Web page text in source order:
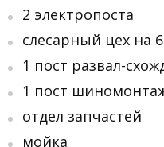
2 электропоста
слесарный цех на
1 пост развал-
1 пост
отдел запчастей
мойка